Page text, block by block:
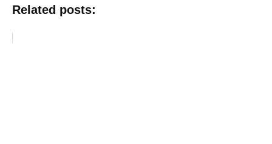
Related posts: